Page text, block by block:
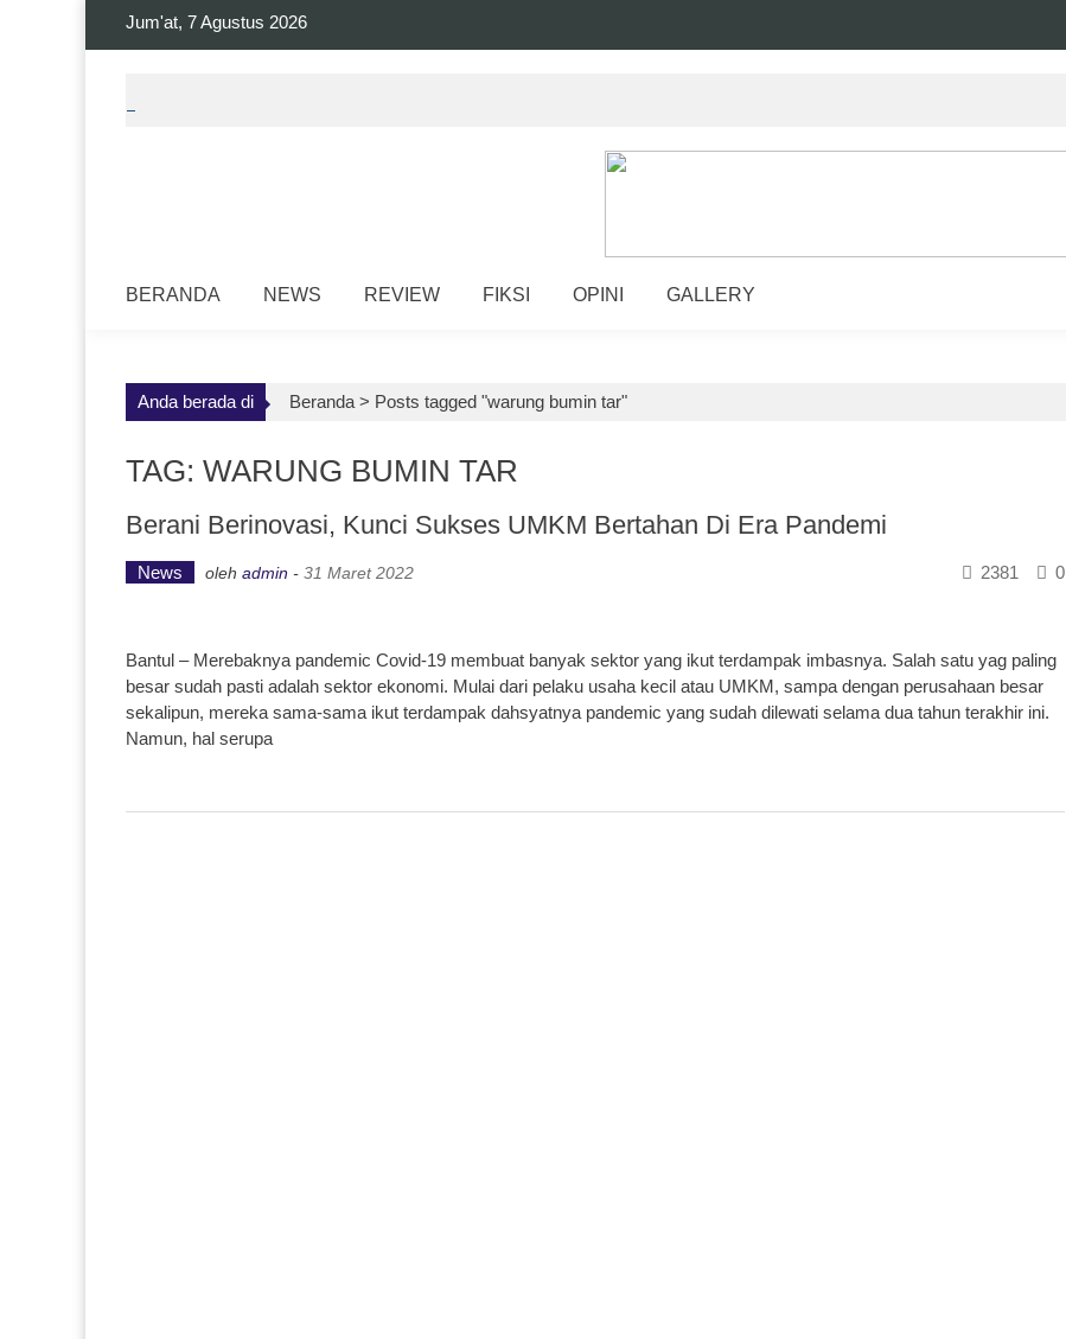
Jum'at, 7 Agustus 2026
BERANDA NEWS REVIEW FIKSI OPINI GALLERY
Anda berada di Beranda > Posts tagged "warung bumin tar"
TAG: WARUNG BUMIN TAR
Berani Berinovasi, Kunci Sukses UMKM Bertahan Di Era Pandemi
News oleh admin - 31 Maret 2022 0
2381
Bantul – Merebaknya pandemic Covid-19 membuat banyak sektor yang ikut terdampak imbasnya. Salah satu yag paling
besar sudah pasti adalah sektor ekonomi. Mulai dari pelaku usaha kecil atau UMKM, sampa dengan perusahaan besar
sekalipun, mereka sama-sama ikut terdampak dahsyatnya pandemic yang sudah dilewati selama dua tahun terakhir ini.
Namun, hal serupa